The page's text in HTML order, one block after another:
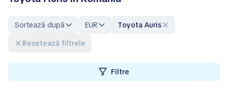
Sortează după EUR
Toyota Auris
Resetează filtrele
Filtre